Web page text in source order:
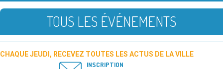
TOUS LES ÉVÉNEMENTS
CHAQUE JEUDI, RECEVEZ TOUTES LES ACTUS DE LA VILLE
INSCRIPTION